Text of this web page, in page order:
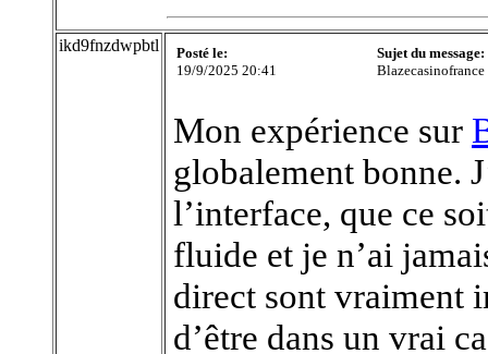
ikd9fnzdwpbtl
Posté le:
19/9/2025 20:41
Sujet du message:
Blazecasinofrance
Mon expérience sur
globalement bonne.
l’interface, que ce
fluide et je n’ai
direct sont vraiment
d’être dans un vrai